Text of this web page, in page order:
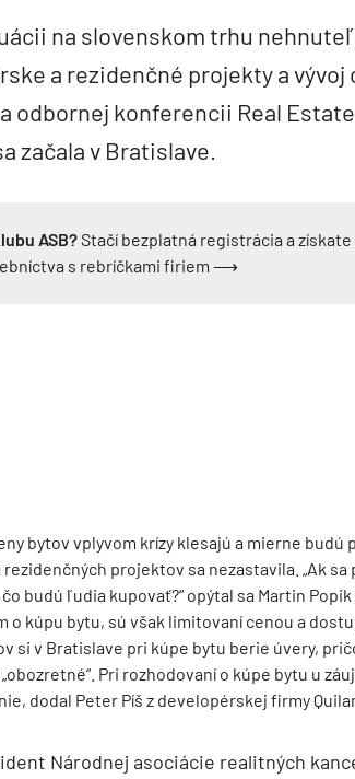
na slovenskom trhu
a rezidenčné projekty a vývoj
odbornej konferencii Real
začala v Bratislave.
ASB?Stačí bezplatná registrácia a
s rebríčkami firiem ⟶
bytov vplyvom krízy klesajú a mierne budú
projektov sa nezastavila. „Ak
budú ľudia kupovať?“ opýtal sa Martin
o kúpu bytu, sú však limitovaní cenou a
si v Bratislave pri kúpe bytu berie úvery,
Pri rozhodovaní o kúpe bytu u
dodal Peter Píš z developérskej firmy
Národnej asociácie realitných